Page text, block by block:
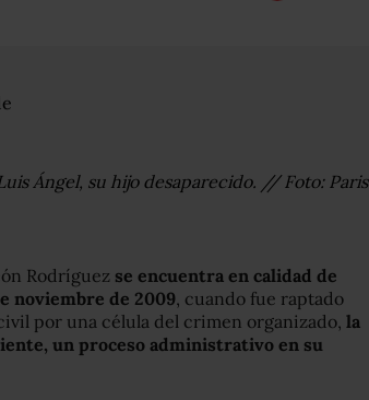
Ángel, su hijo desaparecido. // Foto: Paris
Rodríguez se encuentra en calidad de
noviembre de 2009, cuando fue raptado
por una célula del crimen organizado, la
un proceso administrativo en su